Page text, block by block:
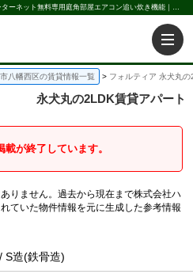
フォルティア 永犬丸の2LDK賃貸アパート！インターネット無料専用庭角部屋エアコン追い炊き機能｜株式会社ハウス倶楽部
八幡西区の賃貸情報一覧 フォルティア 永犬丸
永犬丸の2LDK賃貸アパート
が終了しています。
りません。過去から現在まで株式会社ハ
ていた物件情報を元に生成した参考情報
S造(鉄骨造)